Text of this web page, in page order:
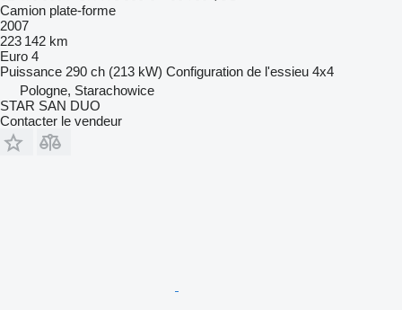
Camion plate-forme
2007
223 142 km
Euro 4
Puissance 290 ch (213 kW) Configuration de l'essieu 4x4
Pologne, Starachowice
STAR SAN DUO
Contacter le vendeur